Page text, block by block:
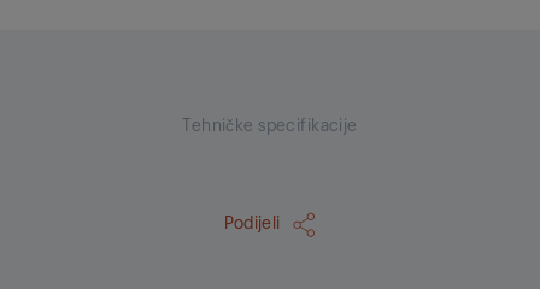
Tehničke specifikacije
Podijeli